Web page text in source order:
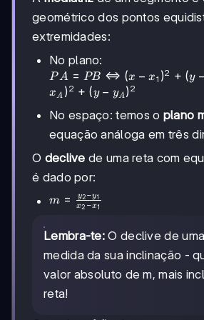
y_B)^2 +
(z_A-
z_B)^2}
geométrico dos pontos
extremidades:
No plano:
PA = PB
\Leftrightarrow
y_1)^2 = (x-
x_A)^2 + (y-
PA = PB ⇔ (x − x1 )2 + (y −
xA )2 + (y − yA)2
No espaço: temos o plano
equação análoga em três
O declive de uma reta com
é dado por:
m =
\frac{y_2-
y_1}{x_2-
x_1}
m = x2 −x1
y2 −y1
Lembra-te: O declive de
medida da sua inclinação -
valor absoluto de m, mais
reta!